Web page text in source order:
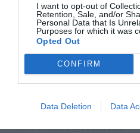
I want to opt-out of
Retention, Sale, and/or
Personal Data that Is
Purposes for which it was
Opted Out
CONFIRM
Data Deletion Data
Siłownik elektryczny
jednoobrotowy UP 2.5
Przemysł
Moment obrotowy:300 do 1800 Nm